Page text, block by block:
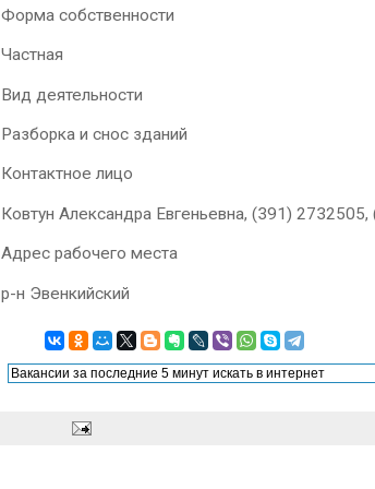
Форма собственности
Частная
Вид деятельности
Разборка и снос зданий
Контактное лицо
Ковтун Александра Евгеньевна, (391)
Адрес рабочего места
р-н Эвенкийский